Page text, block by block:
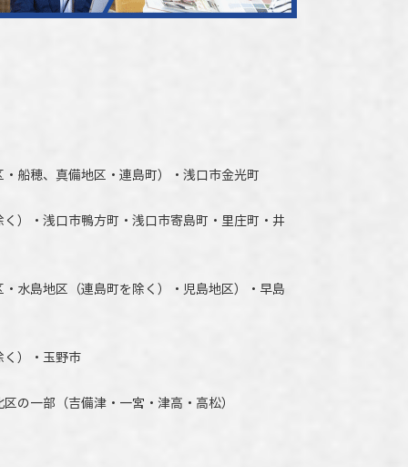
船穂、真備地区・連島町）・ 浅口市金光町
） ・ 浅口市鴨方町・ 浅口市寄島町・里庄町・ 井
・水島地区（連島町を除く）・児島地区）・早島
く）・玉野市
区の一部（吉備津・一宮・津高・高松）